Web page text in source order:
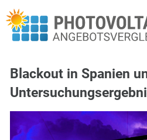
Blackout in Spanien